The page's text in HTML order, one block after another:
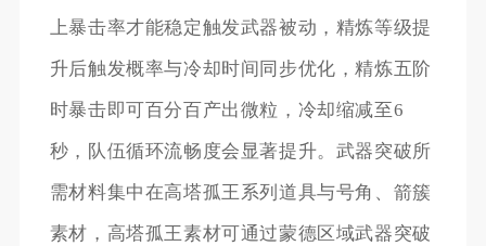
上暴击率才能稳定触发武器被动，精炼等级提
升后触发概率与冷却时间同步优化，精炼五阶
时暴击即可百分百产出微粒，冷却缩减至6
秒，队伍循环流畅度会显著提升。武器突破所
需材料集中在高塔孤王系列道具与号角、箭簇
素材，高塔孤王素材可通过蒙德区域武器突破